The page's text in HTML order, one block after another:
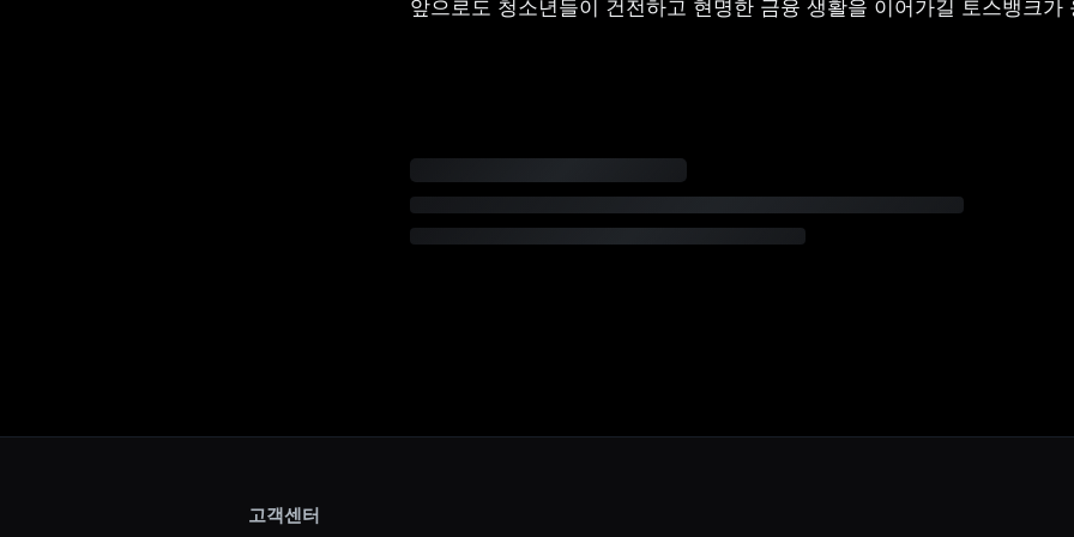
앞으로도 청소년들이 건전하고 현명한 금융 생활을 이어가길 토스뱅크가
고객센터